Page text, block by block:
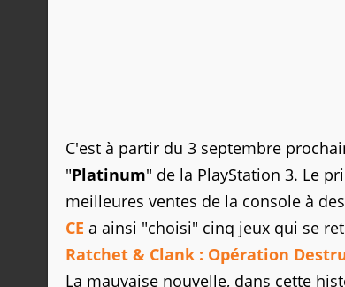
C'est à partir du 3 septembre
"Platinum" de la PlayStation 3. Le
meilleures ventes de la console à
CE a ainsi "choisi" cinq jeux qui se
Ratchet & Clank : Opération
La mauvaise nouvelle, dans cette